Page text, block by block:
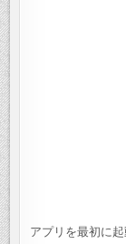
アプリを最初に